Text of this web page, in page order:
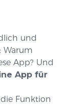
und
Warum
App? Und
App für
Funktion